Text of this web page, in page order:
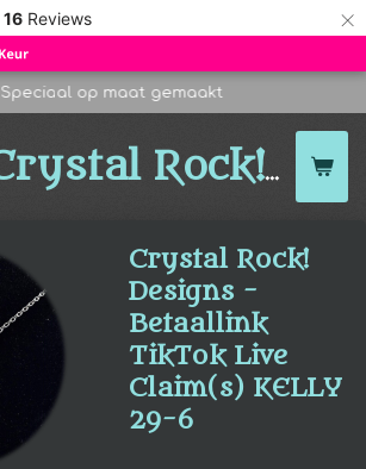
16 Reviews ×
Crystal Rock!
Speciaal op maat gemaakt
Crystal Rock!
Designs -
Betaallink
TikTok Live
Claim(s) KELLY
29-6